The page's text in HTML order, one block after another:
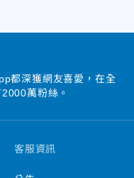
都深獲網友喜愛，在全
萬粉絲。
客服資訊